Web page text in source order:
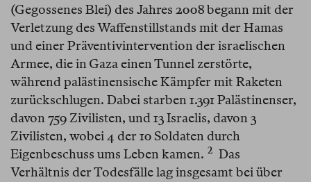
(Gegossenes Blei) des Jahres 2008 begann mit der
Verletzung des Waffenstillstands mit der Hamas
und einer Präventivintervention der israelischen
Armee, die in Gaza einen Tunnel zerstörte,
während palästinensische Kämpfer mit Raketen
zurückschlugen. Dabei starben 1.391 Palästinenser,
davon 759 Zivilisten, und 13 Israelis, davon 3
Zivilisten, wobei 4 der 10 Soldaten durch
Eigenbeschuss ums Leben kamen.⁠ 2 Das
Verhältnis der Todesfälle lag insgesamt bei über